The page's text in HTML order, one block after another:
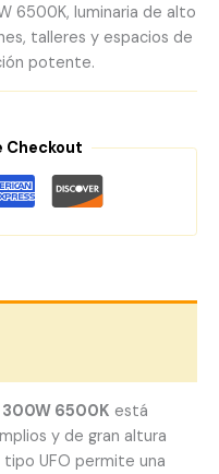
6500K, luminaria de alto
talleres y espacios de
potente.
Checkout
300W 6500K está
y de gran altura
UFO permite una